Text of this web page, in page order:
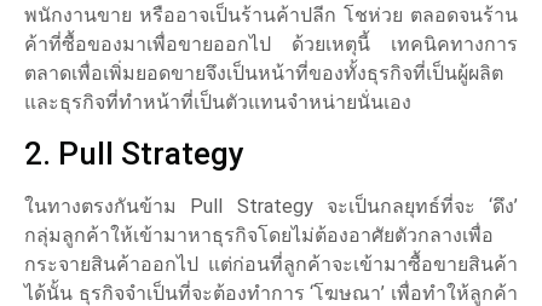
พนักงานขาย หรืออาจเป็นร้านค้าปลีก โชห่วย ตลอดจนร้าน
ค้าที่ซื้อของมาเพื่อขายออกไป ด้วยเหตุนี้ เทคนิคทางการ
ตลาดเพื่อเพิ่มยอดขายจึงเป็นหน้าที่ของทั้งธุรกิจที่เป็นผู้ผลิต
และธุรกิจที่ทำหน้าที่เป็นตัวแทนจำหน่ายนั่นเอง
2. Pull Strategy
ในทางตรงกันข้าม Pull Strategy จะเป็นกลยุทธ์ที่จะ ‘ดึง’
กลุ่มลูกค้าให้เข้ามาหาธุรกิจโดยไม่ต้องอาศัยตัวกลางเพื่อ
กระจายสินค้าออกไป แต่ก่อนที่ลูกค้าจะเข้ามาซื้อขายสินค้า
ได้นั้น ธุรกิจจำเป็นที่จะต้องทำการ ‘โฆษณา’ เพื่อทำให้ลูกค้า